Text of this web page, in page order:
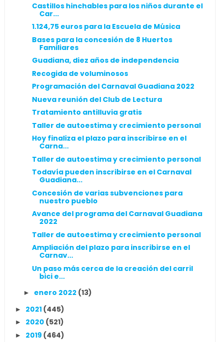
Castillos hinchables para los niños durante el
Car...
1.124,75 euros para la Escuela de Música
Bases para la concesión de 8 Huertos
Familiares
Guadiana, diez años de independencia
Recogida de voluminosos
Programación del Carnaval Guadiana 2022
Nueva reunión del Club de Lectura
Tratamiento antilluvia gratis
Taller de autoestima y crecimiento personal
Hoy finaliza el plazo para inscribirse en el
Carna...
Taller de autoestima y crecimiento personal
Todavía pueden inscribirse en el Carnaval
Guadiana...
Concesión de varias subvenciones para
nuestro pueblo
Avance del programa del Carnaval Guadiana
2022
Taller de autoestima y crecimiento personal
Ampliación del plazo para inscribirse en el
Carnav...
Un paso más cerca de la creación del carril
bici e...
► enero 2022 (13)
► 2021 (445)
► 2020 (521)
► 2019 (464)